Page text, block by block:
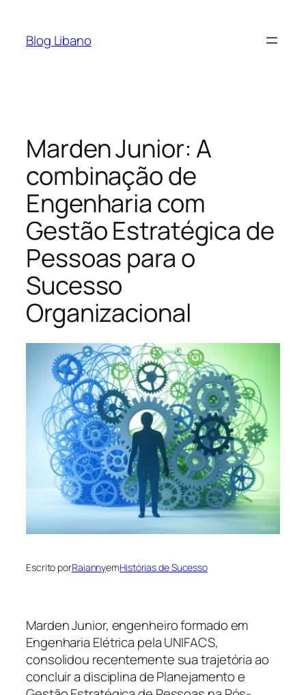
Blog Libano
Marden Junior: A
combinação de
Engenharia com
Gestão Estratégica de
Pessoas para o
Sucesso
Organizacional
Escrito porRaiannyemHistórias de Sucesso
Marden Junior, engenheiro formado em
Engenharia Elétrica pela UNIFACS,
consolidou recentemente sua trajetória ao
concluir a disciplina de Planejamento e